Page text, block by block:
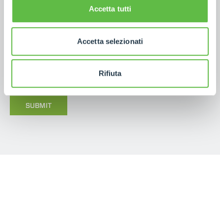
Accetta tutti
Accetta selezionati
Rifiuta
I have read thecontact informationin accordance
with Article 13 of the EU Regulation 2016/679